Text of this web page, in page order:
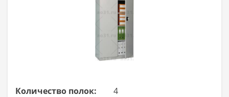
Количество полок: 4